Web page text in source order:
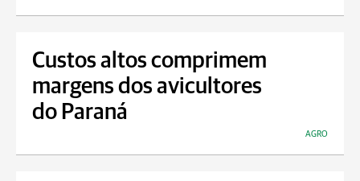
Custos altos comprimem
margens dos avicultores
do Paraná
AGRO